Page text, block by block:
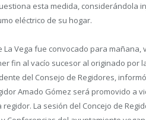
esta medida, considerándola
eléctrico de su hogar.
La Vega fue convocado para mañana,
fin al vacío sucesor al originado por
del Consejo de Regidores,
Amado Gómez será promovido a
La sesión del Concejo de